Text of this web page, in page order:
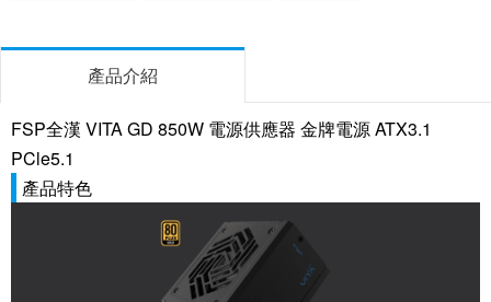
產品介紹
FSP全漢 VITA GD 850W 電源供應器 金牌電源 ATX3.1
PCle5.1
產品特色